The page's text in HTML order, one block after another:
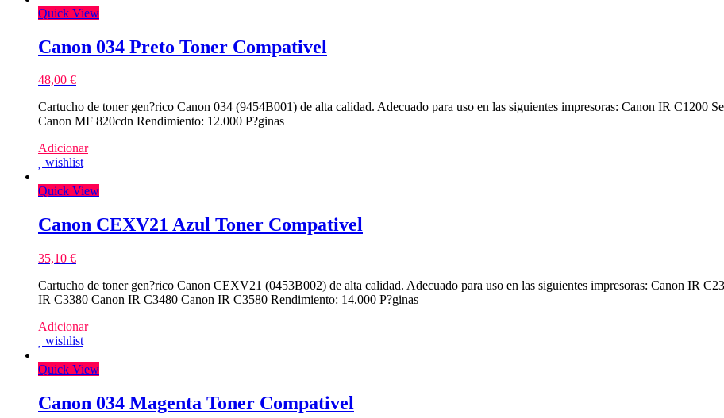
Quick View
Canon 034 Preto Toner Compativel
48,00 €
Cartucho de toner gen?rico Canon 034 (9454B001) de alta calidad. Adecuado para uso en las siguientes impresoras: Canon IR C1200
Canon MF 820cdn Rendimiento: 12.000 P?ginas
Adicionar
wishlist
Quick View
Canon CEXV21 Azul Toner Compativel
35,10 €
Cartucho de toner gen?rico Canon CEXV21 (0453B002) de alta calidad. Adecuado para uso en las siguientes impresoras: Canon IR
IR C3380 Canon IR C3480 Canon IR C3580 Rendimiento: 14.000 P?ginas
Adicionar
wishlist
Quick View
Canon 034 Magenta Toner Compativel